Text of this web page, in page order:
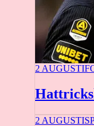
2 AUGUSTI
2 AUGUSTI